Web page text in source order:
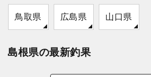
鳥取県 広島県 山口県
島根県の最新釣果